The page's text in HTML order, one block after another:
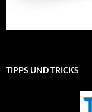
TIPPS UND TRICKS